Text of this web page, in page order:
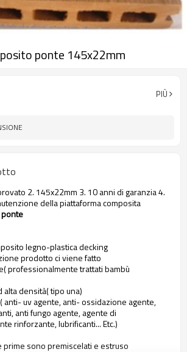
ponte 145x22mm
PIÙ
2. 145x22mm 3. 10 anni di garanzia 4.
della piattaforma composita
legno-plastica decking
prodotto ci viene fatto
professionalmente trattati bambù
alta densità( tipo una)
anti- uv agente, anti- ossidazione agente,
anti fungo agente, agente di
rinforzante, lubrificanti... Etc.)
prime sono premiscelati e estruso